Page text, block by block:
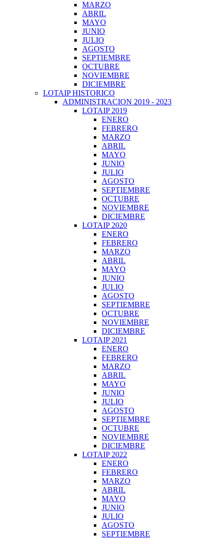
MARZO
ABRIL
MAYO
JUNIO
JULIO
AGOSTO
SEPTIEMBRE
OCTUBRE
NOVIEMBRE
DICIEMBRE
LOTAIP HISTORICO
ADMINISTRACION 2019 - 2023
LOTAIP 2019
ENERO
FEBRERO
MARZO
ABRIL
MAYO
JUNIO
JULIO
AGOSTO
SEPTIEMBRE
OCTUBRE
NOVIEMBRE
DICIEMBRE
LOTAIP 2020
ENERO
FEBRERO
MARZO
ABRIL
MAYO
JUNIO
JULIO
AGOSTO
SEPTIEMBRE
OCTUBRE
NOVIEMBRE
DICIEMBRE
LOTAIP 2021
ENERO
FEBRERO
MARZO
ABRIL
MAYO
JUNIO
JULIO
AGOSTO
SEPTIEMBRE
OCTUBRE
NOVIEMBRE
DICIEMBRE
LOTAIP 2022
ENERO
FEBRERO
MARZO
ABRIL
MAYO
JUNIO
JULIO
AGOSTO
SEPTIEMBRE